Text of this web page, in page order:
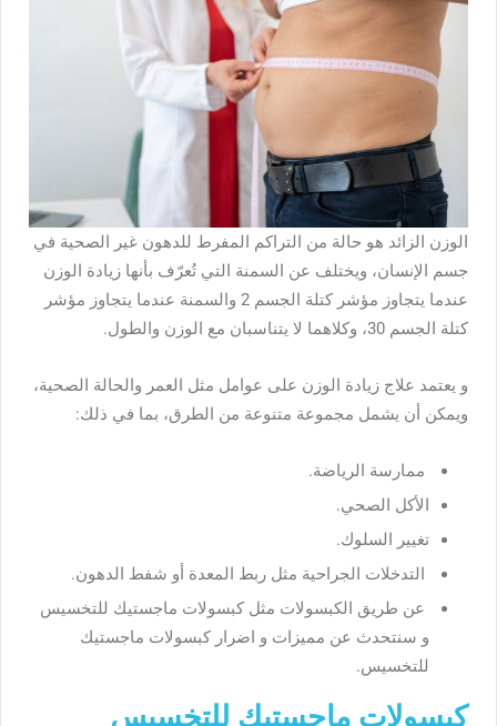
الوزن الزائد هو حالة من التراكم المفرط للدهون غير الصحية في
جسم الإنسان، ويختلف عن السمنة التي تُعرّف بأنها زيادة الوزن
عندما يتجاوز مؤشر كتلة الجسم 2 والسمنة عندما يتجاوز مؤشر
كتلة الجسم 30، وكلاهما لا يتناسبان مع الوزن والطول.
و يعتمد علاج زيادة الوزن على عوامل مثل العمر والحالة الصحية،
ويمكن أن يشمل مجموعة متنوعة من الطرق، بما في ذلك:
ممارسة الرياضة.
الأكل الصحي.
تغيير السلوك.
التدخلات الجراحية مثل ربط المعدة أو شفط الدهون.
عن طريق الكبسولات مثل كبسولات ماجستيك للتخسيس
و سنتحدث عن مميزات و اضرار كبسولات ماجستيك
للتخسيس.
كبسولات ماجستيك للتخسيس